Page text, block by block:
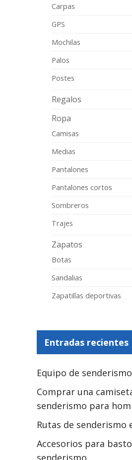
Carpas
GPS
Mochilas
Palos
Postes
Regalos
Ropa
Camisas
Medias
Pantalones
Pantalones cortos
Sombreros
Trajes
Zapatos
Botas
Sandalias
Zapatillas deportivas
Entradas recientes
Equipo de
Comprar una
senderismo para
Rutas de senderismo
Accesorios para
senderismo